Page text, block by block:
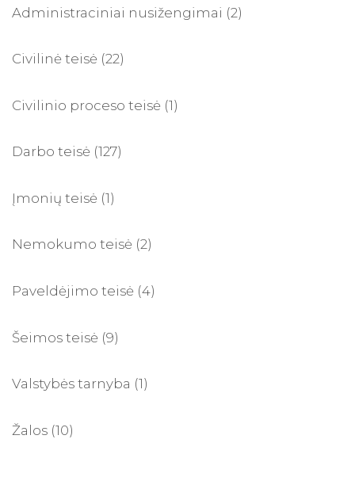
Administraciniai nusižengimai (2)
Civilinė teisė (22)
Civilinio proceso teisė (1)
Darbo teisė (127)
Įmonių teisė (1)
Nemokumo teisė (2)
Paveldėjimo teisė (4)
Šeimos teisė (9)
Valstybės tarnyba (1)
Žalos (10)